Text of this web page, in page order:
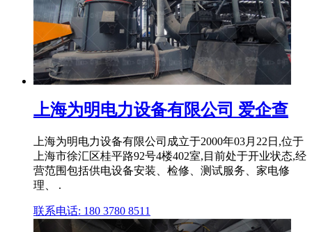
上海为明电力设备有限公司 爱企查
上海为明电力设备有限公司成立于2000年03月22日,位于
上海市徐汇区桂平路92号4楼402室,目前处于开业状态,经
营范围包括供电设备安装、检修、测试服务、家电修
理、 .
联系电话: 180 3780 8511